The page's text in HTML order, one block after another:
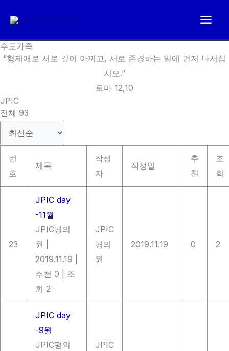
로
뛰
기
수도가족
“형제애로 서로 깊이 아끼고, 서로 존경하는 일에 먼저 나서십
시오.”
로마 12,10
JPIC
전체 93
번
호
제목
작성
자
작성일
추
천
조
회
23
JPIC day
-11월
JPIC평의
원
2019.11.19
추천 0
조
회 2
JPIC
평의
원
2019.11.19 0 2
JPIC day
-9월
JPIC평의
JPIC